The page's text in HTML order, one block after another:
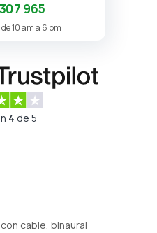
965
10 am a 6 pm
4 de 5
cable, binaural